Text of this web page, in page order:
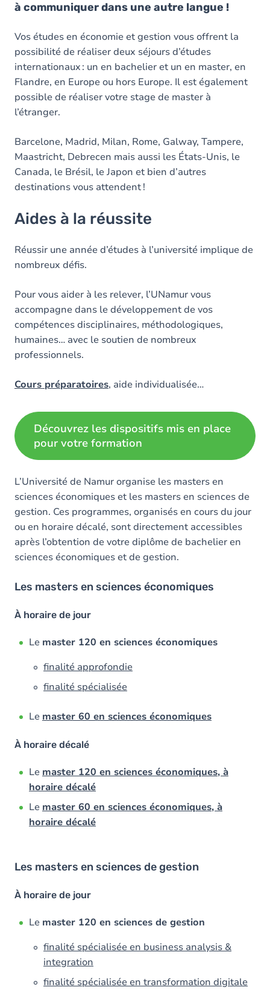
à communiquer dans une autre langue !
Vos études en économie et gestion vous offrent la
possibilité de réaliser deux séjours d’études
internationaux : un en bachelier et un en master, en
Flandre, en Europe ou hors Europe. Il est également
possible de réaliser votre stage de master à
l’étranger.
Barcelone, Madrid, Milan, Rome, Galway, Tampere,
Maastricht, Debrecen mais aussi les États-Unis, le
Canada, le Brésil, le Japon et bien d’autres
destinations vous attendent !
Aides à la réussite
Réussir une année d’études à l’université implique de
nombreux défis.
Pour vous aider à les relever, l’UNamur vous
accompagne dans le développement de vos
compétences disciplinaires, méthodologiques,
humaines… avec le soutien de nombreux
professionnels.
Cours préparatoires, aide individualisée…
Découvrez les dispositifs mis en place
pour votre formation
L’Université de Namur organise les masters en
sciences économiques et les masters en sciences de
gestion. Ces programmes, organisés en cours du jour
ou en horaire décalé, sont directement accessibles
après l’obtention de votre diplôme de bachelier en
sciences économiques et de gestion.
Les masters en sciences économiques
À horaire de jour
Le master 120 en sciences économiques
finalité approfondie
finalité spécialisée
Le master 60 en sciences économiques
À horaire décalé
Le master 120 en sciences économiques, à
horaire décalé
Le master 60 en sciences économiques, à
horaire décalé
Les masters en sciences de gestion
À horaire de jour
Le master 120 en sciences de gestion
finalité spécialisée en business analysis &
integration
finalité spécialisée en transformation digitale